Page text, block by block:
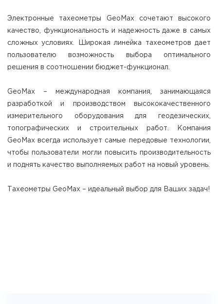
Электронные тахеометры GeoMax сочетают высокого
качество, функциональность и надежность даже в самых
сложных условиях. Широкая линейка тахеометров дает
пользователю возможность выбора оптимального
решения в соотношении бюджет-функционал.
GeoMax – международная компания, занимающаяся
разработкой и производством высококачественного
измерительного оборудования для геодезических,
топографических и строительных работ. Компания
GeoMax всегда использует самые передовые технологии,
чтобы пользователи могли повысить производительность
и поднять качество выполняемых работ на новый уровень.
Тахеометры GeoMax – идеальный выбор для Ваших задач!